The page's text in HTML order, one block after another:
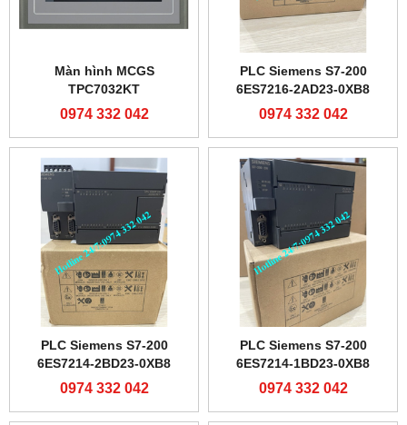
Màn hình MCGS
TPC7032KT
0974 332 042
PLC Siemens S7-200
6ES7216-2AD23-0XB8
0974 332 042
PLC Siemens S7-200
6ES7214-2BD23-0XB8
0974 332 042
PLC Siemens S7-200
6ES7214-1BD23-0XB8
0974 332 042